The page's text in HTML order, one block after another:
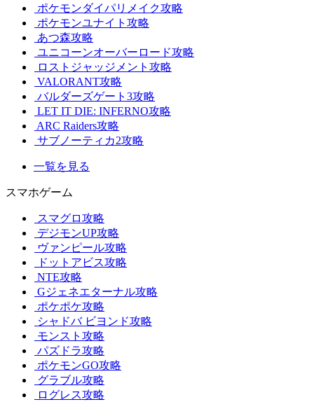
ポケモンダイパリメイク攻略
ポケモンユナイト攻略
あつ森攻略
ユニコーンオーバーロード攻略
ロストジャッジメント攻略
VALORANT攻略
バルダーズゲート3攻略
LET IT DIE: INFERNO攻略
ARC Raiders攻略
サブノーティカ2攻略
一覧を見る
スマホゲーム
スマグロ攻略
デジモンUP攻略
ヴァンピール攻略
ドットアビス攻略
NTE攻略
Gジェネエターナル攻略
ポケポケ攻略
シャドバ ビヨンド攻略
モンスト攻略
パズドラ攻略
ポケモンGO攻略
グラブル攻略
ログレス攻略